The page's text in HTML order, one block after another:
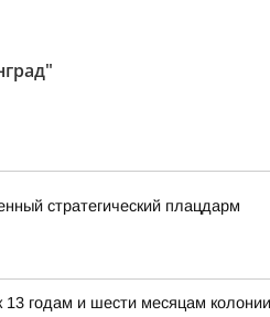
стратегический плацдарм
годам и шести месяцам